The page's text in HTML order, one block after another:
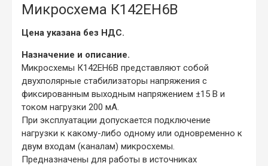
Микросхема К142ЕН6В
Цена указана без НДС.
Назначение и описание.
Микросхемы К142ЕН6В представляют собой
двухполярные стабилизаторы напряжения с
фиксированным выходным напряжением ±15 В и
током нагрузки 200 мА.
При эксплуатации допускается подключение
нагрузки к какому-либо одному или одновременно к
двум входам (каналам) микросхемы.
Предназначены для работы в источниках